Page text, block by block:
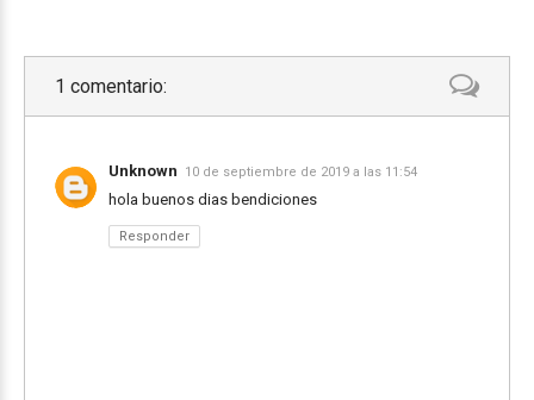
1 comentario:
Unknown 10 de septiembre de 2019 a las 11:54
hola buenos dias bendiciones
Responder